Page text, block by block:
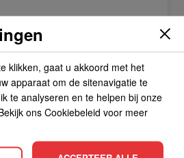
Karamel, Suiker,
Conserveermiddel E211,
klikken, gaat u akkoord met het
apparaat om de sitenavigatie te
te analyseren en te helpen bij onze
ons Cookiebeleid voor meer